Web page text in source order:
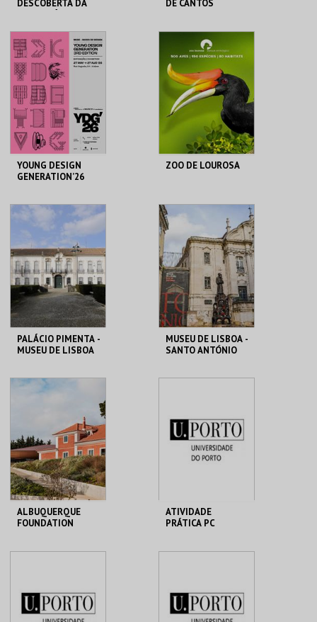
DESCOBERTA DA
CERCA CASTELO DE
ÓBIDOS
MAIS INFO
COMPRAR
DE CANTOS
MAIS INFO
COMPRAR
YOUNG DESIGN
GENERATION’26
MUDE
MAIS INFO
COMPRAR
ZOO DE LOUROSA
PARQUE
ORNITOLÓGICO
MAIS INFO
COMPRAR
PALÁCIO PIMENTA -
MUSEU DE LISBOA
ML - PALÁCIO
PIMENTA
MAIS INFO
COMPRAR
MUSEU DE LISBOA -
SANTO ANTÓNIO
MAIS INFO
COMPRAR
ALBUQUERQUE
FOUNDATION
MAIS INFO
ATIVIDADE
PRÁTICA PC
MAIS INFO